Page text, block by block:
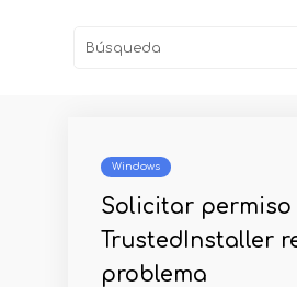
Windows
Solicitar permiso
TrustedInstaller
problema